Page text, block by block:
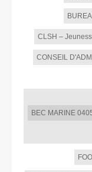
CLSH –
CONSEIL
BEC MARINE